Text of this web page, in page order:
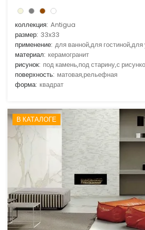
коллекция: Antigua
размер: 33x33
применение: для ванной,для
материал: керамогранит
рисунок: под камень,под старину,с
поверхность: матовая,рельефная
форма: квадрат
В КАТАЛОГЕ